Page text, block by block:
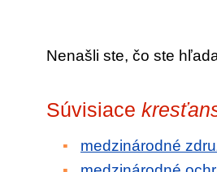
Nenašli ste, čo ste
Súvisiace
medzinárodné